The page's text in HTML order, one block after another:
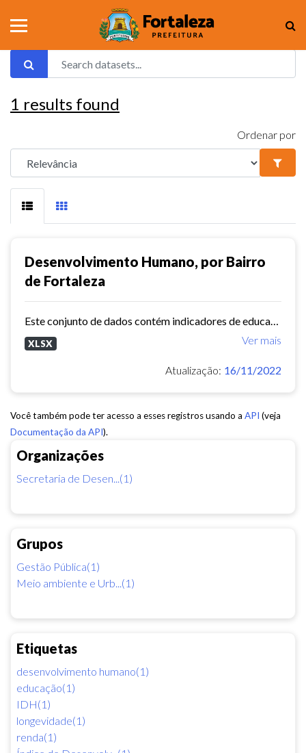
Organizações
Secretaria de Desen...(1)
Grupos
Gestão Pública(1)
Meio ambiente e Urb...(1)
Etiquetas
desenvolvimento humano(1)
educação(1)
IDH(1)
longevidade(1)
renda(1)
1 results found
Ordenar por
Desenvolvimento Humano, por Bairro
de Fortaleza
Ver mais
XLSX
Atualização: 16/11/2022
Você também pode ter acesso a esses registros usando a API (veja
Documentação da API).